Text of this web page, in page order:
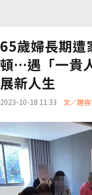
65歲婦長期遭
頓…遇「一貴
展新人生
2023-10-18 11:33 文／趙